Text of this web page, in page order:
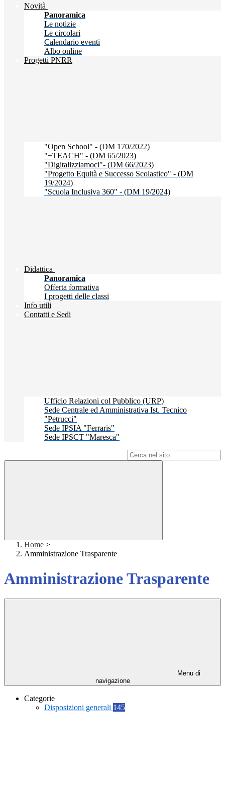
Novità
Panoramica
Le notizie
Le circolari
Calendario eventi
Albo online
Progetti PNRR
"Open School" - (DM 170/2022)
"+TEACH" - (DM 65/2023)
"Digitalizziamoci"- (DM 66/2023)
"Progetto Equità e Successo Scolastico" - (DM
19/2024)
"Scuola Inclusiva 360" - (DM 19/2024)
Didattica
Panoramica
Offerta formativa
I progetti delle classi
Info utili
Contatti e Sedi
Ufficio Relazioni col Pubblico (URP)
Sede Centrale ed Amministrativa Ist. Tecnico
"Petrucci"
Sede IPSIA "Ferraris"
Sede IPSCT "Maresca"
Home >
Amministrazione Trasparente
Amministrazione Trasparente
Menu di
navigazione
Categorie
Disposizioni generali 145